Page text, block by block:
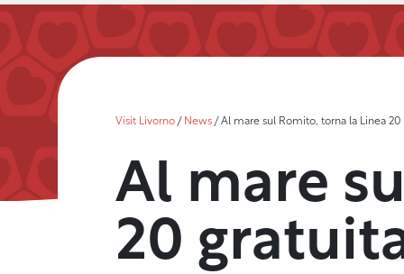
Visit Livorno / News / Al mare sul Romito, torna la Linea
Al mare
20